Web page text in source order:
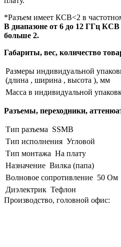
*Разъем имеет КСВ<2 в
В диапазоне от 6 до 12 ГГц
больше 2.
Габариты, вес, количество
Размеры индивидуальной
(длина , ширина , высота ), мм
Масса в индивидуальной
Разъемы, переходники,
Тип разъема SSMB
Тип исполнения Угловой
Тип монтажа На плату
Назначение Вилка (папа)
Волновое сопротивление 50 Ом
Диэлектрик Тефлон
Производство, головной офис: